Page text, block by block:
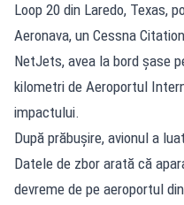
Loop 20 din Laredo, Texas,
Aeronava, un Cessna
NetJets, avea la bord șase
kilometri de Aeroportul
impactului.
După prăbușire, avionul a
Datele de zbor arată că
devreme de pe aeroportul